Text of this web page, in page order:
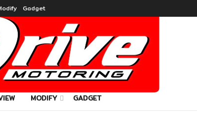
Gadget
MODIFY GADGET